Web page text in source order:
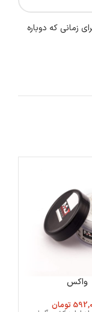
زمانی که دوباره
واکس
تومان